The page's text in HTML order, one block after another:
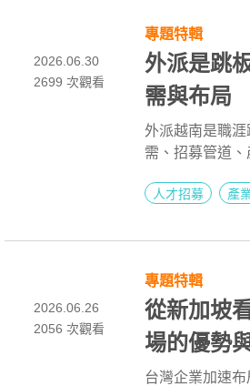
2026.06.30
2699 次觀看
專題特輯
外派是跳
需與布局
外派越南是職
需、招募管道
南職涯發展機會
人才招募 產
2026.06.26
2056 次觀看
專題特輯
從新加坡
場的優勢
台灣企業加速